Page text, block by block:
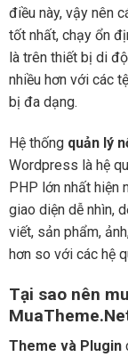
điều này, vậy nên
tốt nhất, chạy ổn
là trên thiết bị di
nhiều hơn với các
bị đa dạng.
Hệ thống quản lý
Wordpress là hệ
PHP lớn nhất hiện
giao diện dễ nhìn,
viết, sản phẩm,
hơn so với các hệ
Tại sao nên
Theme và Plugin